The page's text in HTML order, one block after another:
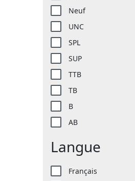
Neuf
UNC
SPL
SUP
TTB
TB
B
AB
Langue
Français